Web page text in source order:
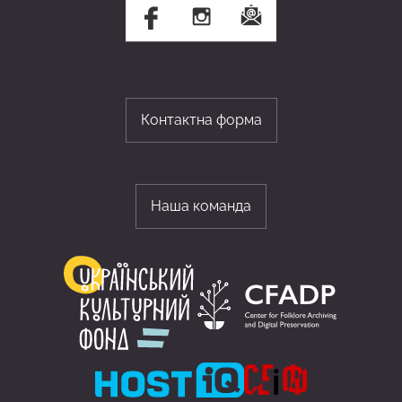
Контактна форма
Наша команда